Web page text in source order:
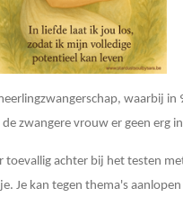
waarbij
zwangere vrouw er geen erg
achter bij het testen
kan tegen thema's